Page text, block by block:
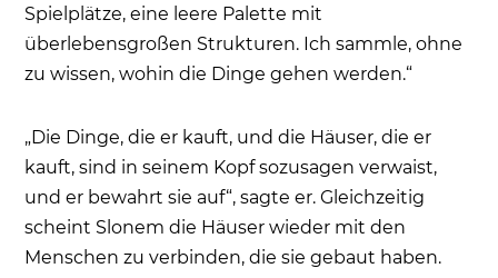
Spielplätze, eine leere Palette mit
überlebensgroßen Strukturen. Ich sammle, ohne
zu wissen, wohin die Dinge gehen werden.“
„Die Dinge, die er kauft, und die Häuser, die er
kauft, sind in seinem Kopf sozusagen verwaist,
und er bewahrt sie auf“, sagte er. Gleichzeitig
scheint Slonem die Häuser wieder mit den
Menschen zu verbinden, die sie gebaut haben.